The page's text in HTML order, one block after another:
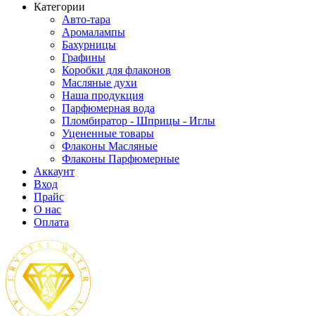
Категории
Авто-тара
Аромалампы
Бахурницы
Графины
Коробки для флаконов
Масляные духи
Наша продукция
Парфюмерная вода
Пломбиратор - Шприцы - Иглы
Уцененные товары
Флаконы Масляные
Флаконы Парфюмерные
Аккаунт
Вход
Прайс
О нас
Оплата